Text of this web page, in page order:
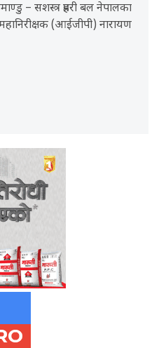
– सशस्त्र प्रहरी बल नेपालका
महानिरीक्षक (आईजीपी) नारायण